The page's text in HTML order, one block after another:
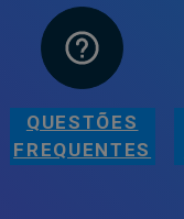
QUESTÕES
FREQUENTES